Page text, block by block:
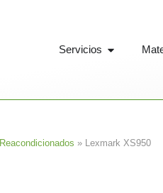
Servicios Abrir
Reacondicionados » Lexmark XS950